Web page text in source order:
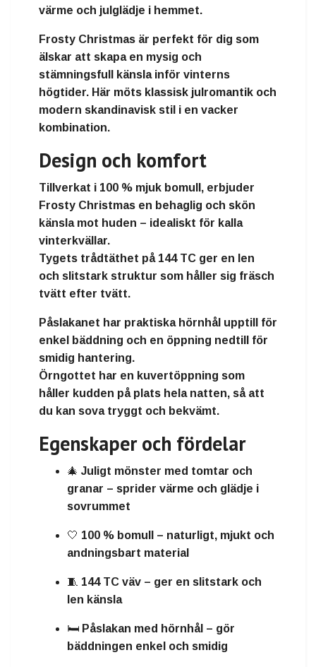
värme och julglädje i hemmet.
Frosty Christmas är perfekt för dig som
älskar att skapa en mysig och
stämningsfull känslainför vinterns
högtider. Här möts klassisk julromantik och
modern skandinavisk stil i en vacker
kombination.
Design och komfort
Tillverkat i 100 % mjuk bomull , erbjuder
Frosty Christmas en behaglig och skön
känsla mot huden – idealiskt för kalla
vinterkvällar.
Tygets trådtäthet på 144 TC ger en len
och slitstark struktur som håller sig fräsch
tvätt efter tvätt.
Påslakanet har praktiska hörnhål upptill
för
enkel bäddning och en öppning nedtill
för
smidig hantering.
Örngottet har en kuvertöppning som
håller kudden på plats hela natten, så att
du kan sova tryggt och bekvämt.
Egenskaper och fördelar
🎄 Juligt mönster med tomtar och
granar – sprider värme och glädje i
sovrummet
🤍 100 % bomull
– naturligt, mjukt och
andningsbart material
🧵 144 TC väv – ger en slitstark och
len känsla
🛏️ Påslakan med hörnhål – gör
bäddningen enkel och smidig